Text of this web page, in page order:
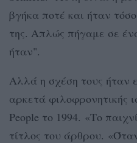
βγήκα ποτέ και ήταν
της. Απλώς πήγαμε σε
ήταν".
Αλλά η σχέση τους ήταν
αρκετά φιλοφρονητικής
People το 1994. «Το
τίτλος του άρθρου.